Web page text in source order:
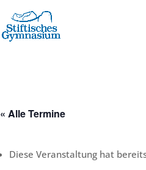
« Alle Termine
Diese Veranstaltung hat